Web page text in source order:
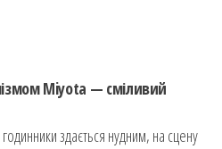
Miyota — сміливий
здається нудним, на сцену